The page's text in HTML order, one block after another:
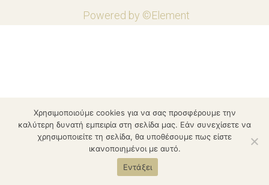
Powered by ©Element
Χρησιμοποιούμε cookies για να σας προσφέρουμε την
καλύτερη δυνατή εμπειρία στη σελίδα μας. Εάν συνεχίσετε να
χρησιμοποιείτε τη σελίδα, θα υποθέσουμε πως είστε
ικανοποιημένοι με αυτό.
Εντάξει